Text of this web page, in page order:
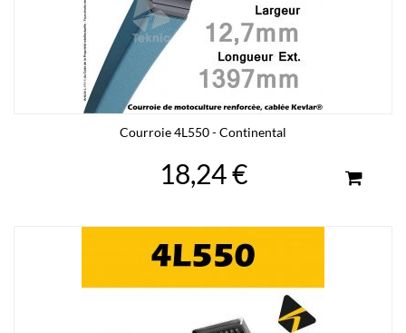
Courroie 4L550 - Continental
18,24 €